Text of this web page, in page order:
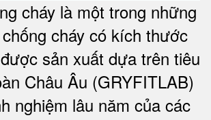
cháy là một trong những
cháy có kích thước
sản xuất dựa trên tiêu
Châu Âu (GRYFITLAB)
nghiệm lâu năm của các